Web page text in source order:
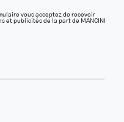
vous acceptez de recevoir
et publicités de la part de MANCINI